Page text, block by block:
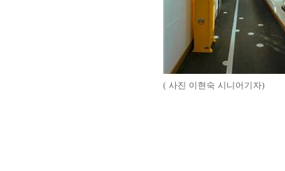
( 사진 이현숙 시니어기자)